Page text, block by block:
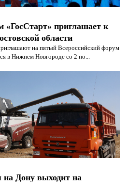
«ГосСтарт» приглашает к
области
на пятый Всероссийский форум
в Нижнем Новгороде со 2 по...
Дону выходит на